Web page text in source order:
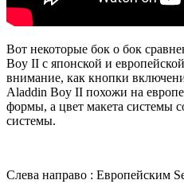
Вот некоторые бок о бок
Boy II с японской и
внимание, как кнопки
Aladdin Boy II похожи на
формы, а цвет макета системы
системы.
Слева направо : Европейским